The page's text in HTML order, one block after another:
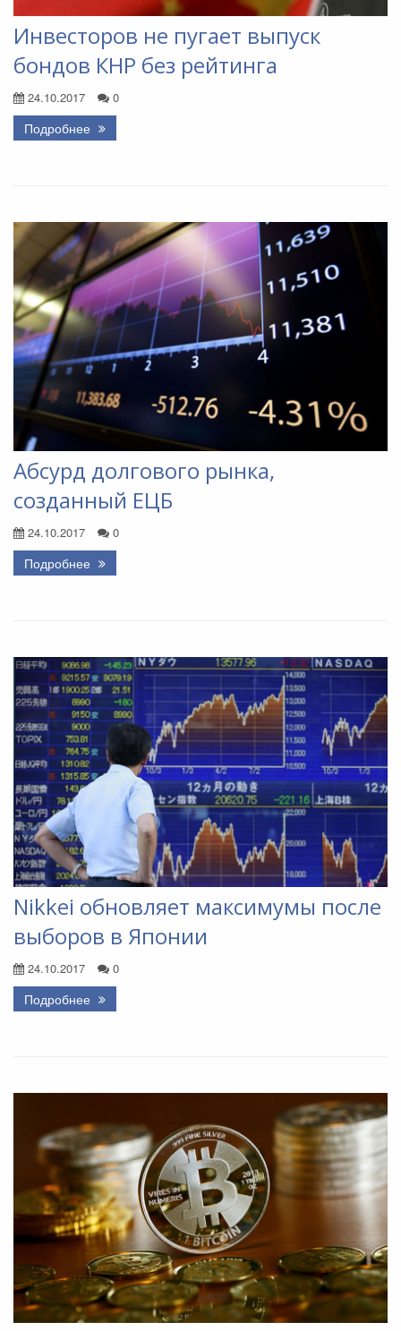
Инвесторов не пугает выпуск
бондов КНР без рейтинга
24.10.2017 0
Подробнее
Абсурд долгового рынка,
созданный ЕЦБ
24.10.2017 0
Подробнее
Nikkei обновляет максимумы после
выборов в Японии
24.10.2017 0
Подробнее